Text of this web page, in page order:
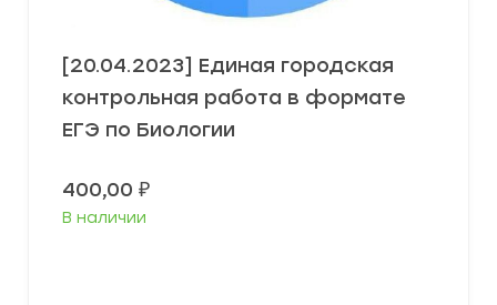
[20.04.2023] Единая городская
контрольная работа в формате
ЕГЭ по Биологии
400,00 ₽
В наличии